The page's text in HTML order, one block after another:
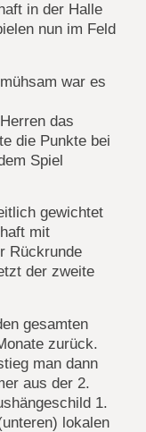
in der Halle
nun im Feld
war es
das
die Punkte bei
Spiel
gewichtet
mit
Rückrunde
der zweite
gesamten
zurück.
man dann
aus der 2.
1.
lokalen